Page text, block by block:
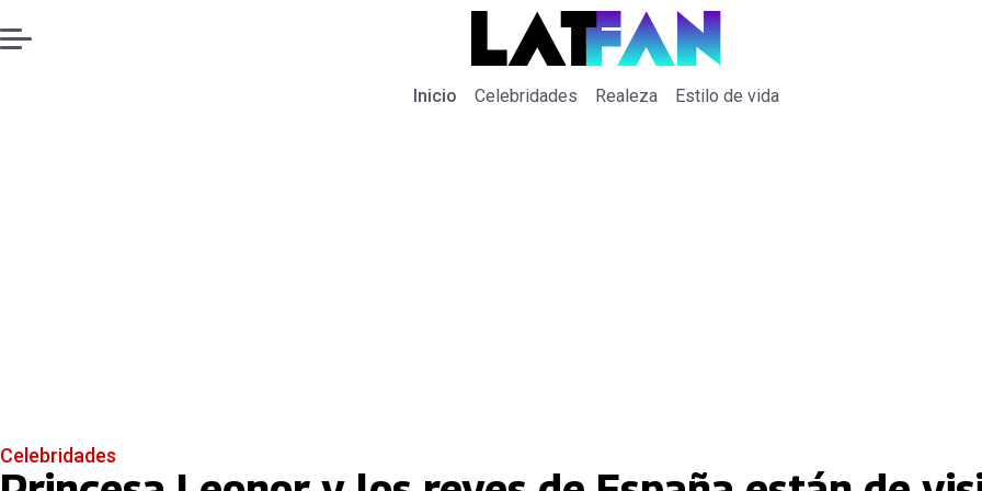
Inicio Celebridades Realeza Estilo de vida
Celebridades